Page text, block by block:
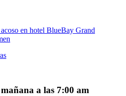
en hotel BlueBay Grand
a las 7:00 am